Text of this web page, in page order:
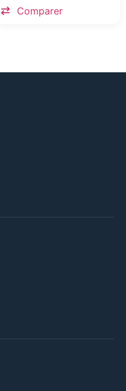
Comparer